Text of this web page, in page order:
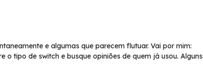
e algumas que parecem flutuar. Vai por mim:
o tipo de switch e busque opiniões de quem já usou. Alguns